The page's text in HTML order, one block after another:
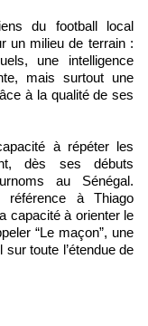
du football local
un milieu de terrain :
une intelligence
mais surtout une
à la qualité de ses
à répéter les
dès ses débuts
au Sénégal.
référence à Thiago
capacité à orienter le
“Le maçon”, une
toute l’étendue de